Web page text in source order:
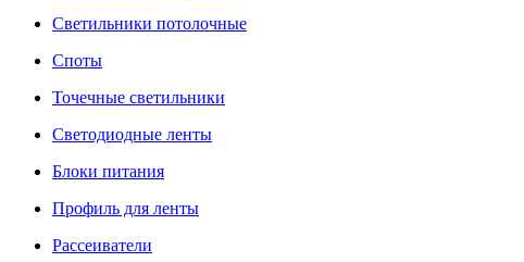
Светильники потолочные
Споты
Точечные светильники
Светодиодные ленты
Блоки питания
Профиль для ленты
Рассеиватели